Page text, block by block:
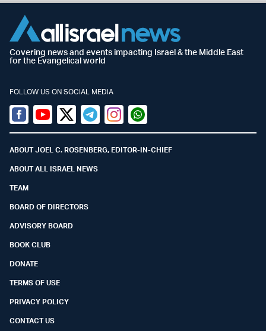
Covering news and events impacting Israel & the Middle East
for the Evangelical world
FOLLOW US ON SOCIAL MEDIA
Facebook
YoutubeTwitter (X)
TelegramInstagramWhatsapp
ABOUT JOEL C. ROSENBERG, EDITOR-IN-CHIEF
ABOUT ALL ISRAEL NEWS
TEAM
BOARD OF DIRECTORS
ADVISORY BOARD
BOOK CLUB
DONATE
TERMS OF USE
PRIVACY POLICY
CONTACT US